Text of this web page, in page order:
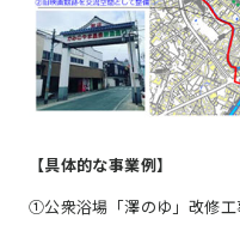
【具体的な事業例】
①公衆浴場「澤のゆ」改修工